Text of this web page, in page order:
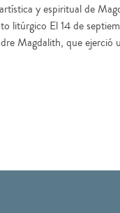
y espiritual de
litúrgico El 14 de
Magdalith, que ejerció